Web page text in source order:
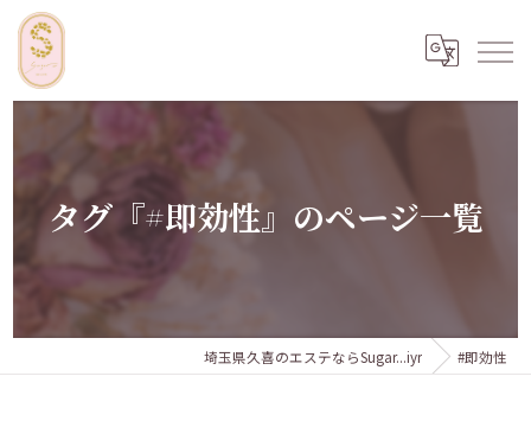
タグ『#即効性』のページ一覧
埼玉県久喜のエステならSugar...iyr #即効性